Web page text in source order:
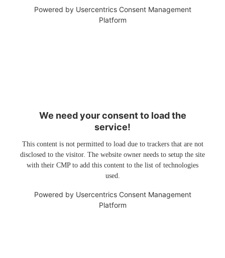
Powered by Usercentrics Consent Management
Platform
We need your consent to load the
service!
This content is not permitted to load due to trackers that are not
disclosed to the visitor. The website owner needs to setup the site
with their CMP to add this content to the list of technologies
used.
Powered by Usercentrics Consent Management
Platform